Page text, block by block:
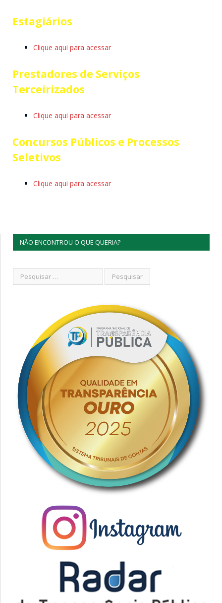
Estagiários
Clique aqui para acessar
Prestadores de Serviços
Terceirizados
Clique aqui para acessar
Concursos Públicos e Processos
Seletivos
Clique aqui para acessar
NÃO ENCONTROU O QUE QUERIA?